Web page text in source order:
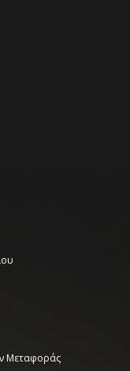
Μεταφοράς